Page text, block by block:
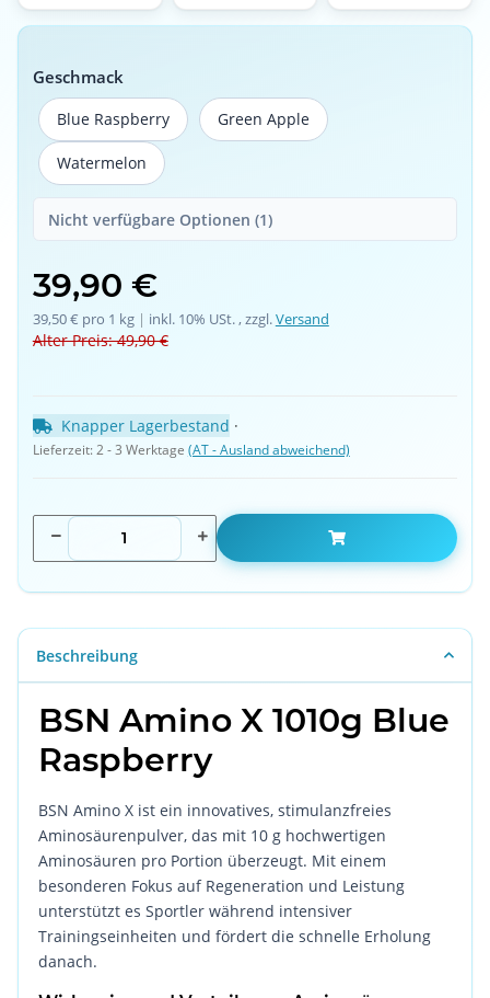
Geschmack
Blue Raspberry
Blue RaspberryGreen Apple
Green Apple
Watermelon
Watermelon
Nicht verfügbare Optionen (1)
39,90 €
39,50 € pro 1 kg | inkl. 10% USt. , zzgl.Versand
Alter Preis: 49,90 €
Knapper Lagerbestand ·
Lieferzeit:2 - 3 Werktage (AT - Ausland abweichend)
Beschreibung
BSN Amino X 1010g Blue
Raspberry
BSN Amino X ist ein innovatives, stimulanzfreies
Aminosäurenpulver, das mit 10 g hochwertigen
Aminosäuren pro Portion überzeugt. Mit einem
besonderen Fokus auf Regeneration und Leistung
unterstützt es Sportler während intensiver
Trainingseinheiten und fördert die schnelle Erholung
danach.